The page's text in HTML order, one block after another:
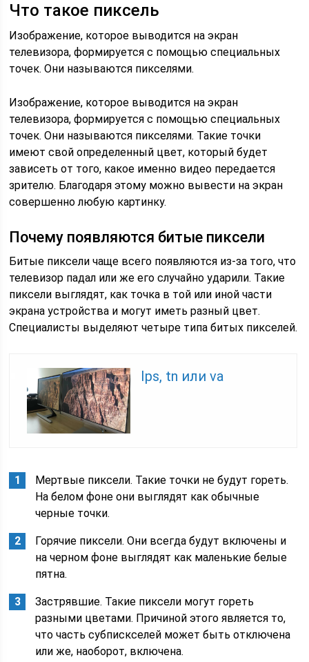
Что такое пиксель
Изображение, которое выводится на экран
телевизора, формируется с помощью специальных
точек. Они называются пикселями.
Изображение, которое выводится на экран
телевизора, формируется с помощью специальных
точек. Они называются пикселями. Такие точки
имеют свой определенный цвет, который будет
зависеть от того, какое именно видео передается
зрителю. Благодаря этому можно вывести на экран
совершенно любую картинку.
Почему появляются битые пиксели
Битые пиксели чаще всего появляются из-за того, что
телевизор падал или же его случайно ударили. Такие
пиксели выглядят, как точка в той или иной части
экрана устройства и могут иметь разный цвет.
Специалисты выделяют четыре типа битых пикселей.
Ips, tn или va
Мертвые пиксели. Такие точки не будут гореть.
На белом фоне они выглядят как обычные
черные точки.
Горячие пиксели. Они всегда будут включены и
на черном фоне выглядят как маленькие белые
пятна.
Застрявшие. Такие пиксели могут гореть
разными цветами. Причиной этого является то,
что часть субпискселей может быть отключена
или же, наоборот, включена.